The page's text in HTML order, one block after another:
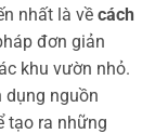
nhất là về cách
đơn giản
khu vườn nhỏ.
dụng nguồn
tạo ra những